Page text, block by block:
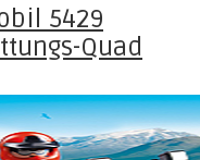
5429
Quad